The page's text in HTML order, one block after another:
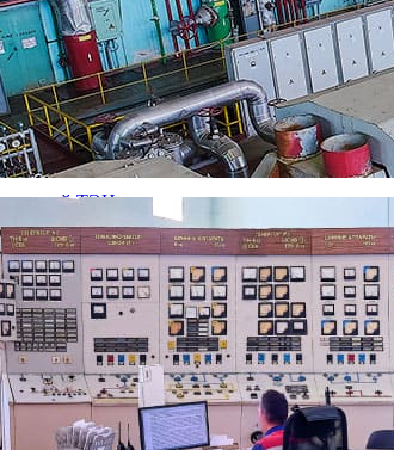
Рязанской ТЭЦ
ТЭЦ
службой температурный режим в
тепломагистрали